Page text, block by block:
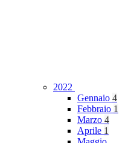
2022
Gennaio 4
Febbraio 1
Marzo 4
Aprile 1